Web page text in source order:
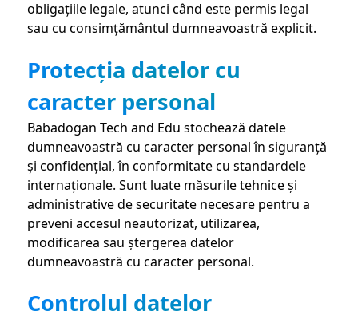
obligațiile legale, atunci când este permis legal
sau cu consimțământul dumneavoastră explicit.
Protecția datelor cu
caracter personal
Babadogan Tech and Edu stochează datele
dumneavoastră cu caracter personal în siguranță
și confidențial, în conformitate cu standardele
internaționale. Sunt luate măsurile tehnice și
administrative de securitate necesare pentru a
preveni accesul neautorizat, utilizarea,
modificarea sau ștergerea datelor
dumneavoastră cu caracter personal.
Controlul datelor